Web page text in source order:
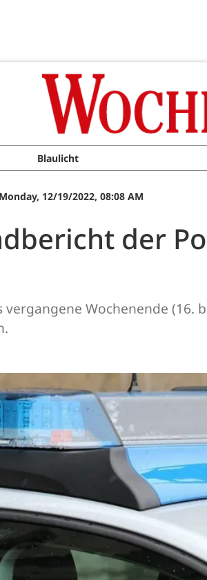
Blaulicht
Monday, 12/19/2022, 08:08 AM
der
vergangene Wochenende (16.